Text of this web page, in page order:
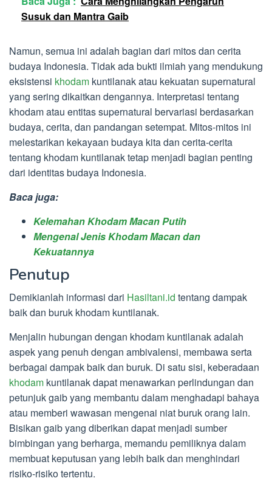
Susuk dan Mantra Gaib
Namun, semua ini adalah bagian dari mitos dan cerita
budaya Indonesia. Tidak ada bukti ilmiah yang mendukung
eksistensi khodam kuntilanak atau kekuatan supernatural
yang sering dikaitkan dengannya. Interpretasi tentang
khodam atau entitas supernatural bervariasi berdasarkan
budaya, cerita, dan pandangan setempat. Mitos-mitos ini
melestarikan kekayaan budaya kita dan cerita-cerita
tentang khodam kuntilanak tetap menjadi bagian penting
dari identitas budaya Indonesia.
Baca juga:
Kelemahan Khodam Macan Putih
Mengenal Jenis Khodam Macan dan
Kekuatannya
Penutup
Demikianlah informasi dari Hasiltani.id tentang dampak
baik dan buruk khodam kuntilanak.
Menjalin hubungan dengan khodam kuntilanak adalah
aspek yang penuh dengan ambivalensi, membawa serta
berbagai dampak baik dan buruk. Di satu sisi, keberadaan
khodam kuntilanak dapat menawarkan perlindungan dan
petunjuk gaib yang membantu dalam menghadapi bahaya
atau memberi wawasan mengenai niat buruk orang lain.
Bisikan gaib yang diberikan dapat menjadi sumber
bimbingan yang berharga, memandu pemiliknya dalam
membuat keputusan yang lebih baik dan menghindari
risiko-risiko tertentu.